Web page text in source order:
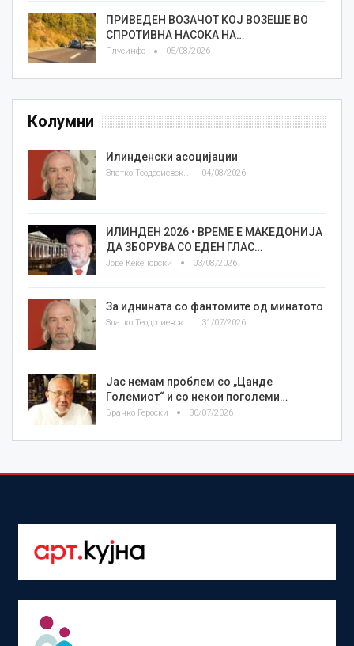
ПРИВЕДЕН ВОЗАЧОТ КОЈ ВОЗЕШЕ ВО
СПРОТИВНА НАСОКА НА…
Плусинфо 05/08/2026
Колумни
Илинденски асоцијации
Златко Теодосиевски 04/08/2026
ИЛИНДЕН 2026 • ВРЕМЕ Е МАКЕДОНИЈА
ДА ЗБОРУВА СО ЕДЕН ГЛАС…
Јове Кекеновски 03/08/2026
За иднината со фантомите од минатото
Златко Теодосиевски 31/07/2026
Јас немам проблем со „Цанде
Големиот“ и со некои поголеми…
Бранко Героски 30/07/2026